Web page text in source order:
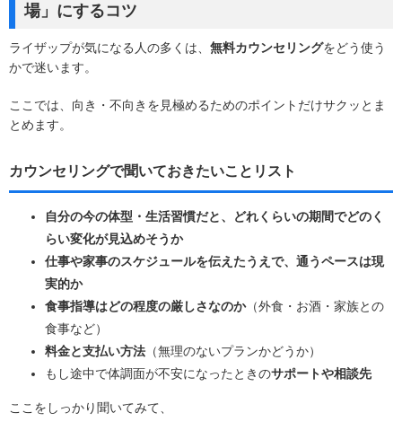
場」にするコツ
ライザップが気になる人の多くは、 無料カウンセリングをどう使う
かで迷います。
ここでは、向き・不向きを見極めるためのポイントだけサクッとま
とめます。
カウンセリングで聞いておきたいことリスト
自分の今の体型・生活習慣だと、どれくらいの期間でどのく
らい変化が見込めそうか
仕事や家事のスケジュールを伝えたうえで、通うペースは現
実的か
食事指導はどの程度の厳しさなのか（外食・お酒・家族との
食事など）
料金と支払い方法 （無理のないプランかどうか）
もし途中で体調面が不安になったときのサポートや相談先
ここをしっかり聞いてみて、